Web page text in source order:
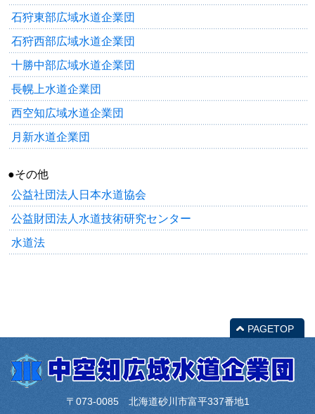
石狩東部広域水道企業団
石狩西部広域水道企業団
十勝中部広域水道企業団
長幌上水道企業団
西空知広域水道企業団
月新水道企業団
●その他
公益社団法人日本水道協会
公益財団法人水道技術研究センター
水道法
PAGETOP
〒073-0085 北海道砂川市富平337番地1